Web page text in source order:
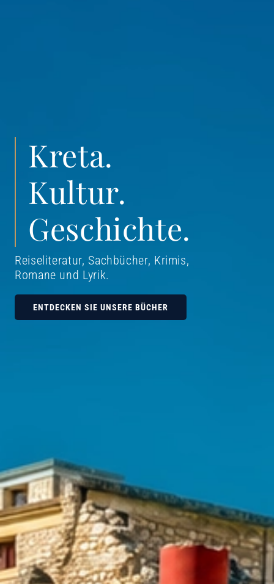
Kreta.
Kultur.
Geschichte.
Reiseliteratur, Sachbücher, Krimis,
Romane und Lyrik.
ENTDECKEN SIE UNSERE BÜCHER